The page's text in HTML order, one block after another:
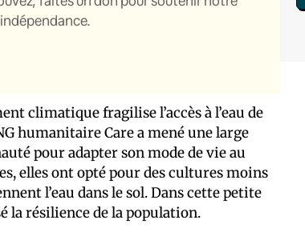
climatique fragilise l’accès à l’eau de
humanitaire Care a mené une large
pour adapter son mode de vie au
elles ont opté pour des cultures moins
l’eau dans le sol. Dans cette petite
la résilience de la population.